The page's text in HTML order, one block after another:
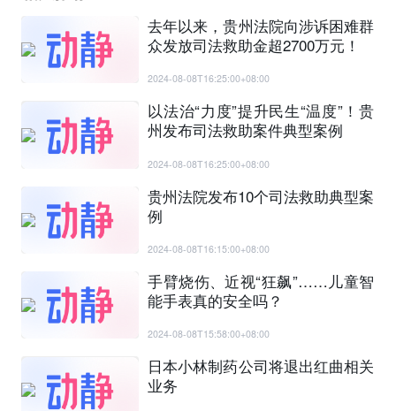
去年以来，贵州法院向涉诉困难群
众发放司法救助金超2700万元！
2024-08-08T16:25:00+08:00
以法治“力度”提升民生“温度”！贵
州发布司法救助案件典型案例
2024-08-08T16:25:00+08:00
贵州法院发布10个司法救助典型案
例
2024-08-08T16:15:00+08:00
手臂烧伤、近视“狂飙”……儿童智
能手表真的安全吗？
2024-08-08T15:58:00+08:00
日本小林制药公司将退出红曲相关
业务